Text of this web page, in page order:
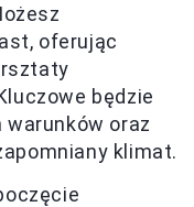
oferując
będzie
oraz
klimat.